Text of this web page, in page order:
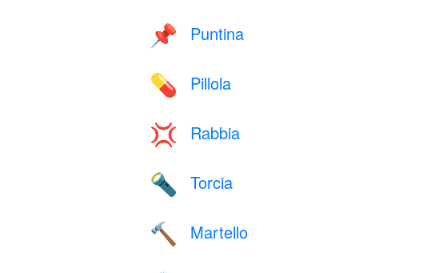
📌 Puntina
💊 Pillola
💢 Rabbia
🔦 Torcia
🔨 Martello